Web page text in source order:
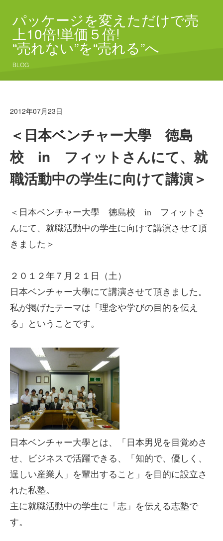
パッケージを変えただけで売
上10倍!単価５倍!
“売れない”を“売れる”へ
BLOG
2012年07月23日
＜日本ベンチャー大學 徳島
校 in フィットさんにて、就
職活動中の学生に向けて講演＞
＜日本ベンチャー大學 徳島校 in フィットさ
んにて、就職活動中の学生に向けて講演させて頂
きました＞
２０１２年７月２１日（土）
日本ベンチャー大學にて講演させて頂きました。
私が掲げたテーマは「理念や学びの目的を伝え
る」ということです。
日本ベンチャー大學とは、「日本男児を目覚めさ
せ、ビジネスで活躍できる、「知的で、優しく、
逞しい産業人」を輩出すること」を目的に設立さ
れた私塾。
主に就職活動中の学生に「志」を伝える志塾で
す。